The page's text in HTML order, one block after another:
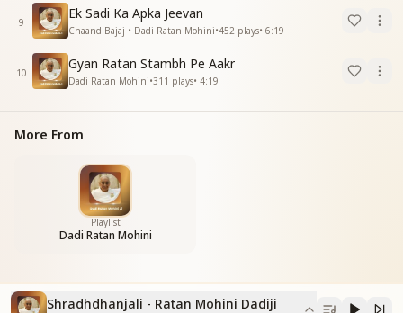
9
Ek Sadi Ka Apka Jeevan
Chaand Bajaj • Dadi Ratan Mohini•452 plays• 6:19
10
Gyan Ratan Stambh Pe Aakr
Dadi Ratan Mohini•311 plays• 4:19
More From
Playlist
Dadi Ratan Mohini
Shradhdhanjali - Ratan Mohini Dadiji